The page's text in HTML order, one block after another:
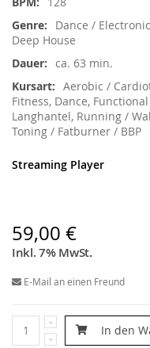
Dance /
Deep House
ca. 63 min.
Aerobic /
Fitness, Dance,
Langhantel, Running /
Toning / Fatburner / BBP
Streaming Player
59,00 €
Inkl. 7% MwSt.
E-Mail an einen Freund
In den